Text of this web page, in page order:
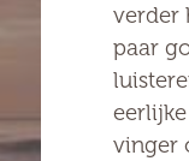
verder
paar
vinger